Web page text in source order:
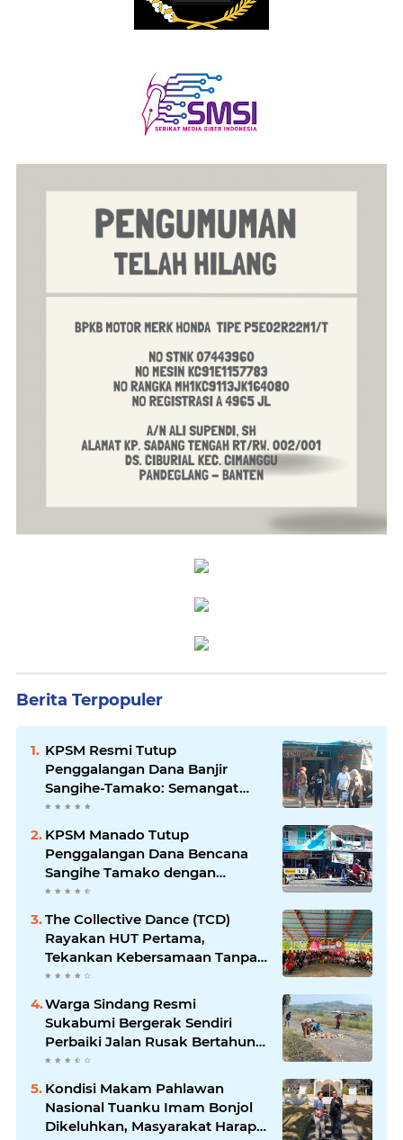
Berita Terpopuler
KPSM Resmi Tutup
Penggalangan Dana Banjir
Sangihe-Tamako: Semangat
Kebersamaan & Solidaritas
Tetap Terjaga
KPSM Manado Tutup
Penggalangan Dana Bencana
Sangihe Tamako dengan
Semangat Tinggi, Dihadiri
Banyak Seniman Ibu Kota
The Collective Dance (TCD)
Rayakan HUT Pertama,
Tekankan Kebersamaan Tanpa
Batas
Warga Sindang Resmi
Sukabumi Bergerak Sendiri
Perbaiki Jalan Rusak Bertahun-
Tahun, Pemerintah Kabupaten
& Desa Dinilai Diam Saja
Kondisi Makam Pahlawan
Nasional Tuanku Imam Bonjol
Dikeluhkan, Masyarakat Harap